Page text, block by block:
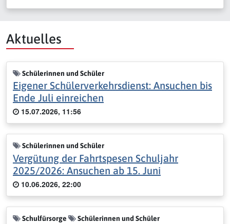
Aktuelles
Schülerinnen und Schüler
Eigener Schülerverkehrsdienst: Ansuchen bis
Ende Juli einreichen
15.07.2026, 11:56
Schülerinnen und Schüler
Vergütung der Fahrtspesen Schuljahr
2025/2026: Ansuchen ab 15. Juni
10.06.2026, 22:00
Schulfürsorge Schülerinnen und Schüler